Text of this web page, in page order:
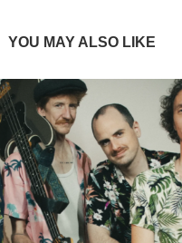
YOU MAY ALSO LIKE